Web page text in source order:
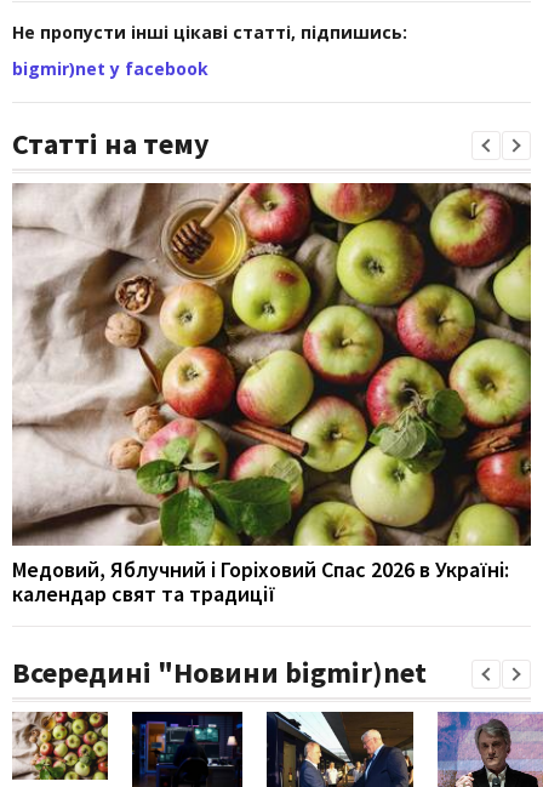
Не пропусти інші цікаві статті, підпишись:
bigmir)net у facebook
Статті на тему
Медовий, Яблучний і Горіховий Спас 2026 в Україні:
календар свят та традиції
Всередині "Новини bigmir)net